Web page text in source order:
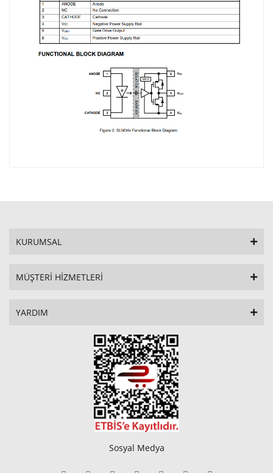
KURUMSAL
MÜŞTERİ HİZMETLERİ
YARDIM
Sosyal Medya